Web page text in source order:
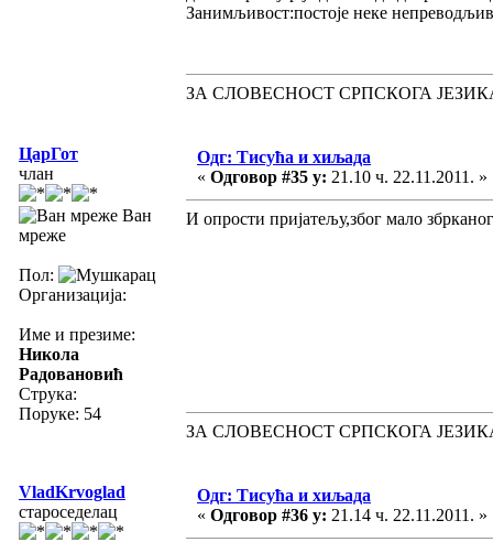
Занимљивост:постоје неке
ЗА СЛОВЕСНОСТ СРПСКОГА
ЦарГот
члан
Ван
мреже
Пол:
Организација:
Име и презиме:
Никола
Радовановић
Струка:
Поруке: 54
Одг: Тисућа и хиљада
« Одговор #35 у: 21.10 ч. 22.11.2011. »
И опрости пријатељу,због мало
ЗА СЛОВЕСНОСТ СРПСКОГА
VladKrvoglad
староседелац
Одг: Тисућа и хиљада
« Одговор #36 у: 21.14 ч. 22.11.2011. »